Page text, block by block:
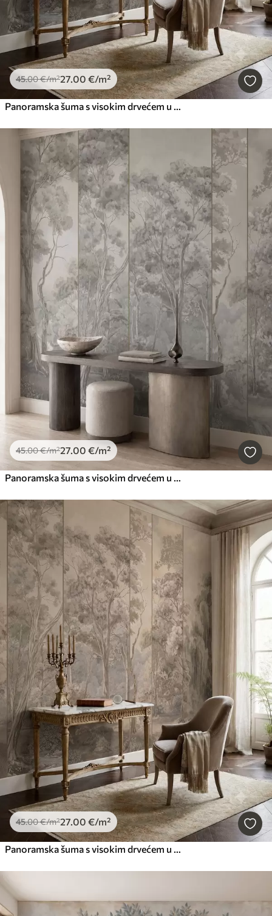
45.00€/m²27.00 €/m²
Panoramska šuma s visokim drvećem u mekim tonovima
45.00€/m²27.00 €/m²
Panoramska šuma s visokim drvećem u mekim, hladnim tonovima
45.00€/m²27.00 €/m²
Panoramska šuma s visokim drvećem u mekim, toplim tonovima